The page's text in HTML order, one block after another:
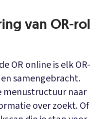
van OR-rol
OR online is elk OR-
samengebracht.
menustructuur naar
over zoekt. Of